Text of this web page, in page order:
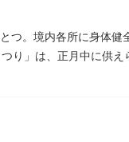
つ。境内各所に身体健
り」は、正月中に供え
法。心願成就の力があ